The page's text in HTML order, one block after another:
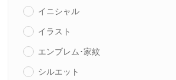
イニシャル
イラスト
エンブレム･家紋
シルエット